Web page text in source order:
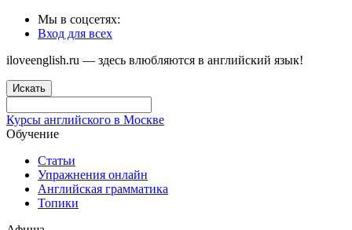
Мы в соцсетях:
Вход для всех
iloveenglish.ru — здесь влюбляются в английский язык!
Искать
Курсы английского в Москве
Обучение
Статьи
Упражнения онлайн
Английская грамматика
Топики